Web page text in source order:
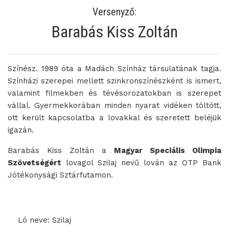
Versenyző:
Barabás Kiss Zoltán
Színész. 1989 óta a Madách Színház társulatának tagja.
Színházi szerepei mellett szinkronszínészként is ismert,
valamint filmekben és tévésorozatokban is szerepet
vállal. Gyermekkorában minden nyarat vidéken töltött,
ott került kapcsolatba a lovakkal és szeretett beléjük
igazán.
Barabás Kiss Zoltán a Magyar Speciális Olimpia
Szövetségért lovagol Szilaj nevű lován az OTP Bank
Jótékonysági Sztárfutamon.
Ló neve: Szilaj